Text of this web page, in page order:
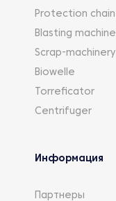
Protection chain
Blasting machine
Scrap-machinery
Biowelle
Torreficator
Centrifuger
Информация
Партнеры